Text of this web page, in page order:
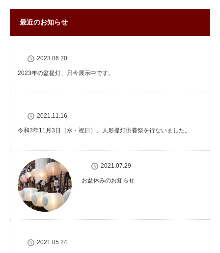
最近のお知らせ
2023.06.20
2023年の盆提灯、只今展示中です。
2021.11.16
令和3年11月3日（水・祝日）、人形提灯供養祭を行ないました。
2021.07.29
お盆休みのお知らせ
2021.05.24